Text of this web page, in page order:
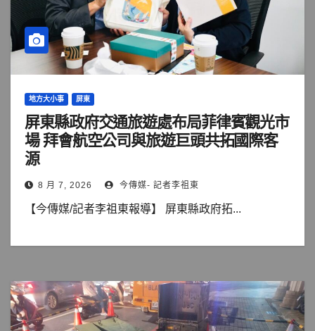
地方大小事 屏東
屏東縣政府交通旅遊處布局菲律賓觀光市
場 拜會航空公司與旅遊巨頭共拓國際客
源
8 月 7, 2026 今傳媒- 記者李祖東
【今傳媒/記者李祖東報導】 屏東縣政府拓...